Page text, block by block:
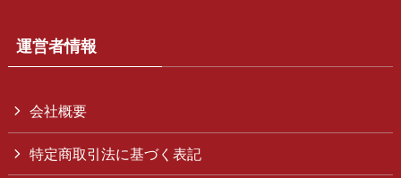
運営者情報
会社概要
特定商取引法に基づく表記